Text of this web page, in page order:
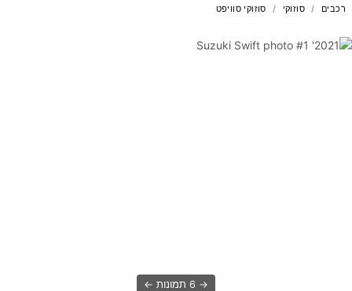
רכבים סוזוקי סוזוקי סוויפט
6 תמונות